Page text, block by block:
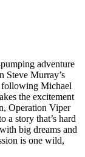
adventure
Steve Murray’s
following Michael
the excitement
Operation Viper
a story that’s hard
big dreams and
is one wild,